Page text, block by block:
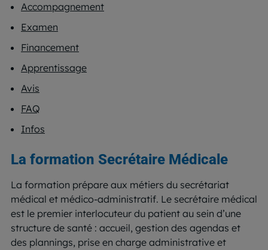
Accompagnement
Examen
Financement
Apprentissage
Avis
FAQ
Infos
La formation Secrétaire Médicale
La formation prépare aux métiers du secrétariat
médical et médico-administratif. Le secrétaire médical
est le premier interlocuteur du patient au sein d’une
structure de santé : accueil, gestion des agendas et
des plannings, prise en charge administrative et